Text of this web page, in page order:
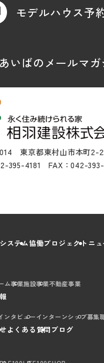
モデルハウス予
あいばのメールマガ
東京都東村山市本町2-
395-4181 FAX：042-
ステム協働プロジェクト ニ
ム事業施設事業不動産事業
ンタビューインターンシップ募集
よくある質問 ブログ